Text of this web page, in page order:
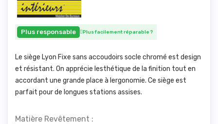
Plus responsable Plus facilement réparable ?
Le siège Lyon Fixe sans accoudoirs socle chromé est design
et résistant. On apprécie lesthétique de la finition tout en
accordant une grande place à lergonomie. Ce siège est
parfait pour de longues stations assises.
Matière Revêtement :